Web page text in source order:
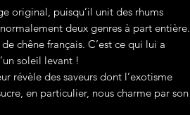
original, puisqu’il unit des rhums
deux genres à part entière.
chêne français. C’est ce qui lui a
soleil levant !
révèle des saveurs dont l’exotisme
en particulier, nous charme par son